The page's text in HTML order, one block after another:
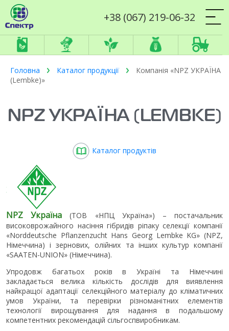
+38 (067) 219-06-32
Головна Каталог продукції
Компанія «NPZ УКРАЇНА
(Lembke)»
NPZ УКРАЇНА (LEMBKE)
Каталог продуктів
NPZ Україна (ТОВ «НПЦ Україна») – постачальник
високоврожайного насіння гібридів ріпаку селекції компанії
«Norddeutsche Pflanzenzucht Hans Georg Lembke KG» (NPZ,
Німеччина) і зернових, олійних та інших культур компанії
«SAATEN-UNION» (Німеччина).
Упродовж багатьох років в Україні та Німеччині
закладається велика кількість дослідів для виявлення
найкращої адаптації селекційного матеріалу до кліматичних
умов України, та перевірки різноманітних елементів
технології вирощування для надання в подальшому
компетентних рекомендацій сільгоспвиробникам.